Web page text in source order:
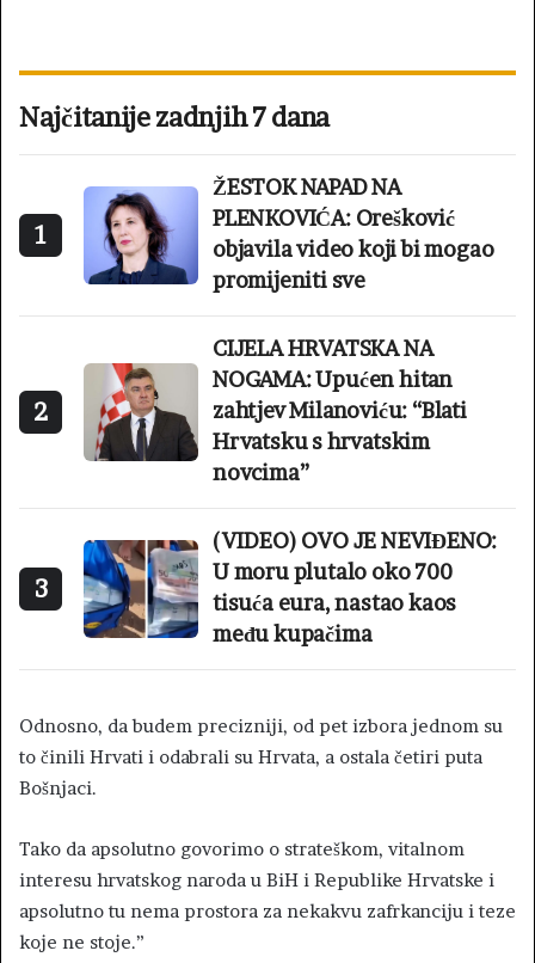
Najčitanije zadnjih 7 dana
1
ŽESTOK NAPAD NA
PLENKOVIĆA: Orešković
objavila video koji bi mogao
promijeniti sve
2
CIJELA HRVATSKA NA
NOGAMA: Upućen hitan
zahtjev Milanoviću: “Blati
Hrvatsku s hrvatskim
novcima”
3
(VIDEO) OVO JE NEVIĐENO:
U moru plutalo oko 700
tisuća eura, nastao kaos
među kupačima
Odnosno, da budem precizniji, od pet izbora jednom su
to činili Hrvati i odabrali su Hrvata, a ostala četiri puta
Bošnjaci.
Tako da apsolutno govorimo o strateškom, vitalnom
interesu hrvatskog naroda u BiH i Republike Hrvatske i
apsolutno tu nema prostora za nekakvu zafrkanciju i teze
koje ne stoje.”